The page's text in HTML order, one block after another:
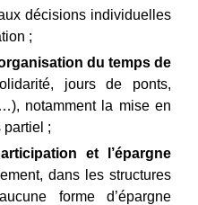
décisions individuelles
;
du temps de
jours de ponts,
notamment la mise en
partiel ;
et l’épargne
dans les structures
forme d’épargne